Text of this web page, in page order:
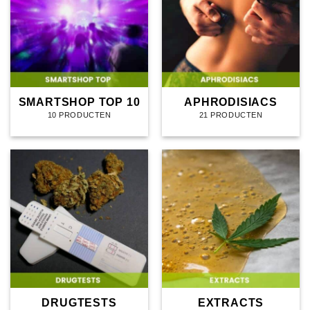
SMARTSHOP TOP 10
10 PRODUCTEN
APHRODISIACS
21 PRODUCTEN
DRUGTESTS EXTRACTS